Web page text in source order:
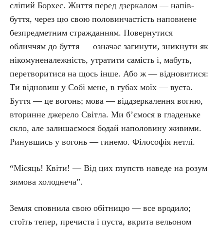
сліпий Борхес. Життя перед дзеркалом — напів-
буття, через цю свою половинчастість наповнене
безпредметним стражданням. Повернутися
обличчям до буття — означає загинути, зникнути як
нікомуненалежність, утратити самість і, мабуть,
перетворитися на щось інше. Або ж — відновитися:
Ти відновиш у Собі мене, в губах моїх — вуста.
Буття — це вогонь; мова — віддзеркалення вогню,
вторинне джерело Світла. Ми б’ємося в гладеньке
скло, але залишаємося бодай наполовину живими.
Ринувшись у вогонь — гинемо. Філософія нетлі.
“Місяць! Квіти! — Від цих глупств наведе на розум
зимова холоднеча”.
Земля сповнила свою обітницю — все вродило;
стоїть тепер, пречиста і пуста, вкрита вельоном